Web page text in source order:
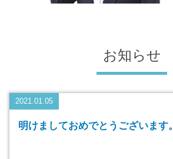
お知らせ
2021.01.05
明けましておめでとうございます。